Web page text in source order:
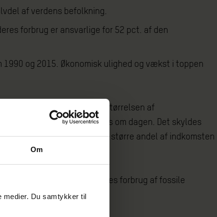
Om
medier. Du samtykker til
af verdens befolkning.
forbrug er ansvarlige for 52 pct. af den
og 2015. Økonomisk ulighed og vækst i toppen
fra 1990 til 2015 er størrelsen af
for under 5,50 dollars om dagen. Det skyldes
stadig rigere og får en større andel af indkomsten
skyldes væksten i de rigestes forbrug af fossile